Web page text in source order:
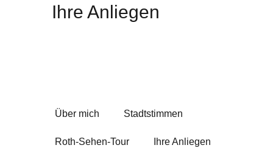
Ihre Anliegen
Über mich Stadtstimmen
Roth-Sehen-Tour Ihre Anliegen